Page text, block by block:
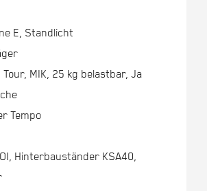
E, Standlicht
Tour, MIK, 25 kg belastbar, Ja
Tempo
Hinterbauständer KSA40,